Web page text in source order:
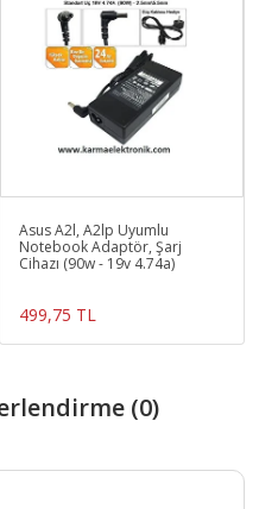
Asus A2l, A2lp Uyumlu
Notebook Adaptör, Şarj
Cihazı (90w - 19v 4.74a)
499,75 TL
(0)